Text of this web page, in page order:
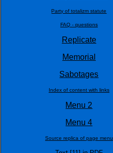
Party of totalizm statute
FAQ - questions
Replicate
Memorial
Sabotages
Index of content with links
Menu 2
Menu 4
Source replica of page menu